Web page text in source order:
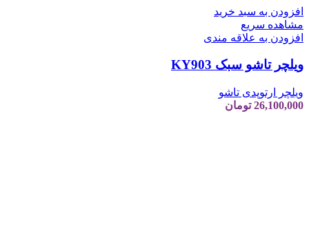
افزودن به سبد خرید
مشاهده سریع
افزودن به علاقه مندی
ویلچر تاشو سبک KY903
ویلچر ارتوپدی تاشو
26,100,000 تومان